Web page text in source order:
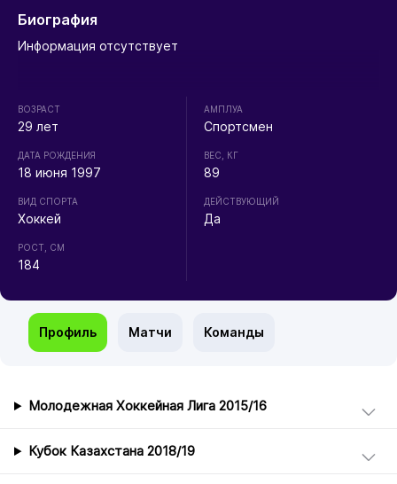
Биография
Информация отсутствует
ВОЗРАСТ
29 лет
ДАТА РОЖДЕНИЯ
18 июня 1997
ВИД СПОРТА
Хоккей
РОСТ, СМ
184
АМПЛУА
Спортсмен
ВЕС, КГ
89
ДЕЙСТВУЮЩИЙ
Да
Профиль Матчи Команды
Молодежная Хоккейная Лига 2015/16
Кубок Казахстана 2018/19